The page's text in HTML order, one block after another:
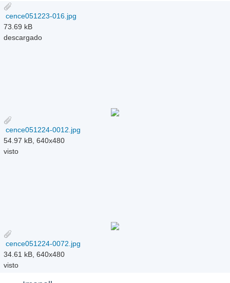
cence051223-016.jpg
73.69 kB
descargado
cence051224-0012.jpg
54.97 kB, 640x480
visto
cence051224-0072.jpg
34.61 kB, 640x480
visto